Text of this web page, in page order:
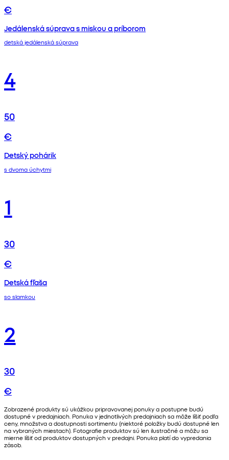
€
Jedálenská súprava s miskou a príborom
detská jedálenská súprava
4
50
€
Detský pohárik
s dvoma úchytmi
1
30
€
Detská fľaša
so slamkou
2
30
€
Zobrazené produkty sú ukážkou pripravovanej ponuky a postupne budú
dostupné v predajniach. Ponuka v jednotlivých predajniach sa môže líšiť podľa
ceny, množstva a dostupnosti sortimentu (niektoré položky budú dostupné len
na vybraných miestach). Fotografie produktov sú len ilustračné a môžu sa
mierne líšiť od produktov dostupných v predajni. Ponuka platí do vypredania
zásob.